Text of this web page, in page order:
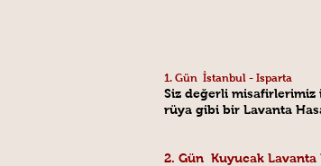
1. Gün İstanbul - Isparta
Siz değerli misafirlerimiz
rüya gibi bir Lavanta
2. Gün Kuyucak